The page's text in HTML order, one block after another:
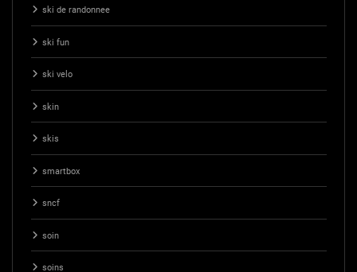
ski de randonnee
ski fun
ski velo
skin
skis
smartbox
sncf
soin
soins